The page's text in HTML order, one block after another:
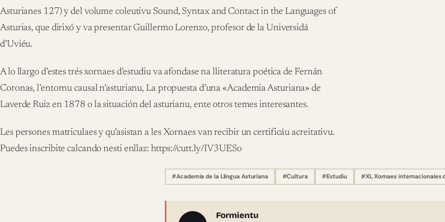
Asturianes 127) y del volume coleutivu Sound, Syntax and Contact in the Languages of
Asturias, que dirixó y va presentar Guillermo Lorenzo, profesor de la Universidá
d’Uviéu.
A lo llargo d’estes trés xornaes d’estudiu va afondase na lliteratura poética de Fernán
Coronas, l’entornu causal n’asturianu, La propuesta d’una «Academia Asturiana» de
Laverde Ruiz en 1878 o la situación del asturianu, ente otros temes interesantes.
Les persones matriculaes y qu’asistan a les Xornaes van recibir un certificáu acreitativu.
Puedes inscribite calcando nesti enllaz: https://cutt.ly/IV3UESo
#Academia de la Llingua Asturiana #Cultura #Estudiu #XL Xornaes internacionales
Formientu